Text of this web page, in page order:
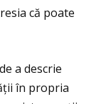
că poate
a descrie
în propria